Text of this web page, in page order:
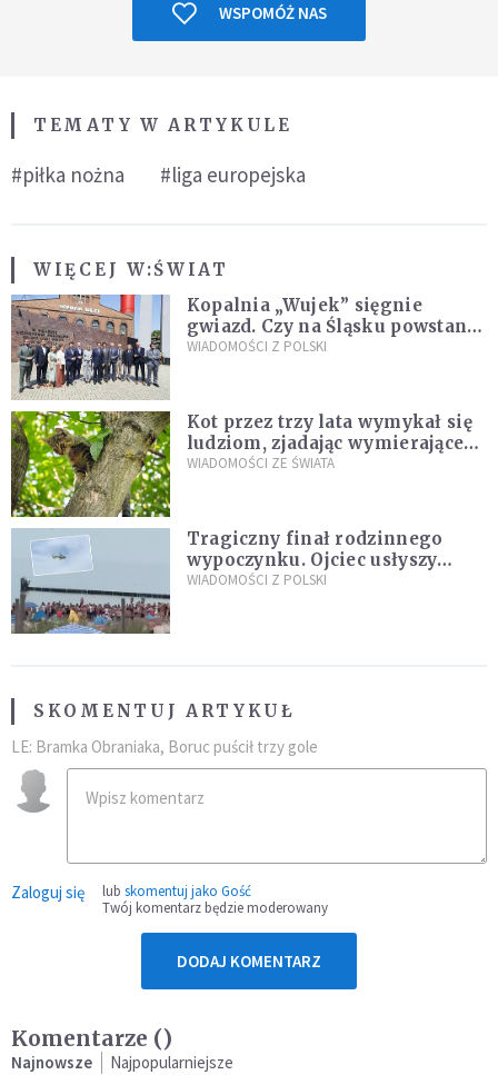
WSPOMÓŻ NAS
TEMATY W ARTYKULE
#piłka nożna #liga europejska
WIĘCEJ W:ŚWIAT
Kopalnia „Wujek” sięgnie
gwiazd. Czy na Śląsku powstanie
„Dolina Krzemowa”?
WIADOMOŚCI Z POLSKI
Kot przez trzy lata wymykał się
ludziom, zjadając wymierające
kaczki. W końcu popełnił
WIADOMOŚCI ZE ŚWIATA
Tragiczny finał rodzinnego
wypoczynku. Ojciec usłyszy
zarzuty
WIADOMOŚCI Z POLSKI
SKOMENTUJ ARTYKUŁ
LE: Bramka Obraniaka, Boruc puścił trzy gole
Zaloguj się lub skomentuj jako Gość
Twój komentarz będzie moderowany
DODAJ KOMENTARZ
Komentarze ()
Najnowsze Najpopularniejsze